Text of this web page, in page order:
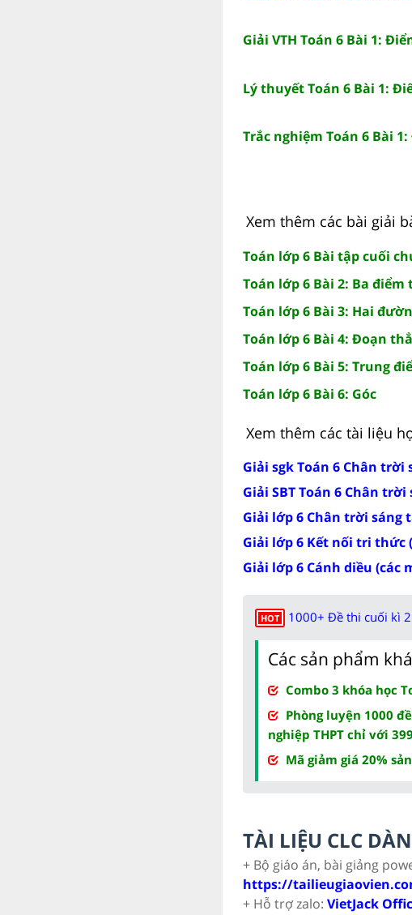
Giải VTH Toán 6 Bài 1:
Lý thuyết Toán 6 Bài 1:
Trắc nghiệm Toán 6 Bài
Xem thêm các bài giải
Toán lớp 6 Bài tập cuối
Toán lớp 6 Bài 2: Ba
Toán lớp 6 Bài 3: Hai
Toán lớp 6 Bài 4: Đoạn
Toán lớp 6 Bài 5: Trung
Toán lớp 6 Bài 6: Góc
Xem thêm các tài liệu
Giải sgk Toán 6 Chân trời
Giải SBT Toán 6 Chân
Giải lớp 6 Chân trời sáng
Giải lớp 6 Kết nối tri thức
Giải lớp 6 Cánh diều (các
HOT 1000+ Đề thi cuối kì
Các sản phẩm
Combo 3 khóa học
Phòng luyện 1000
nghiệp THPT chỉ với
Mã giảm giá 20%
TÀI LIỆU CLC
+ Bộ giáo án, bài giảng
https://
+ Hỗ trợ zalo: VietJack